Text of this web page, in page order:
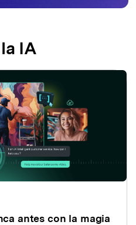
IA
antes con la magia